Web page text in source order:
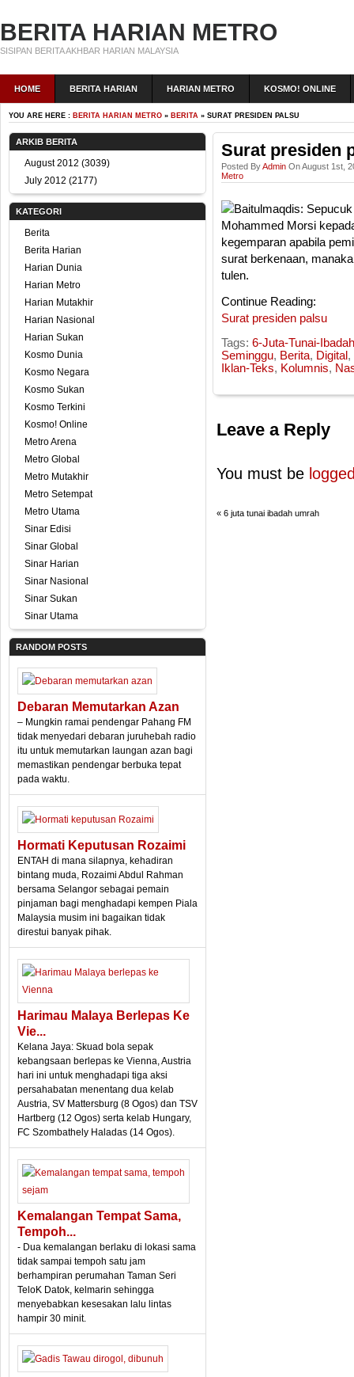
BERITA HARIAN METRO
SISIPAN BERITA AKHBAR HARIAN MALAYSIA
HOME BERITA HARIAN HARIAN METRO KOSMO! ONLINE
YOU ARE HERE : BERITA HARIAN METRO » BERITA » SURAT PRESIDEN PALSU
ARKIB BERITA
August 2012 (3039)
July 2012 (2177)
KATEGORI
Berita
Berita Harian
Harian Dunia
Harian Metro
Harian Mutakhir
Harian Nasional
Harian Sukan
Kosmo Dunia
Kosmo Negara
Kosmo Sukan
Kosmo Terkini
Kosmo! Online
Metro Arena
Metro Global
Metro Mutakhir
Metro Setempat
Metro Utama
Sinar Edisi
Sinar Global
Sinar Harian
Sinar Nasional
Sinar Sukan
Sinar Utama
RANDOM POSTS
Debaran Memutarkan Azan
– Mungkin ramai pendengar Pahang FM
tidak menyedari debaran juruhebah radio
itu untuk memutarkan laungan azan bagi
memastikan pendengar berbuka tepat
pada waktu.
Hormati Keputusan Rozaimi
ENTAH di mana silapnya, kehadiran
bintang muda, Rozaimi Abdul Rahman
bersama Selangor sebagai pemain
pinjaman bagi menghadapi kempen Piala
Malaysia musim ini bagaikan tidak
direstui banyak pihak.
Harimau Malaya Berlepas Ke
Vie...
Kelana Jaya: Skuad bola sepak
kebangsaan berlepas ke Vienna, Austria
hari ini untuk menghadapi tiga aksi
persahabatan menentang dua kelab
Austria, SV Mattersburg (8 Ogos) dan TSV
Hartberg (12 Ogos) serta kelab Hungary,
FC Szombathely Haladas (14 Ogos).
Kemalangan Tempat Sama,
Tempoh...
- Dua kemalangan berlaku di lokasi sama
tidak sampai tempoh satu jam
berhampiran perumahan Taman Seri
TeloK Datok, kelmarin sehingga
menyebabkan kesesakan lalu lintas
hampir 30 minit.
Surat presiden
Posted ByAdmin On August 1st,
Metro
Baitulmaqdis:
Mohammed Morsi
kegemparan apabila
surat berkenaan,
tulen.
Continue Reading:
Surat presiden palsu
Tags: 6-Juta-Tunai-
Seminggu, Berita, Digital ,
Iklan-Teks, Kolumnis,
Leave a Reply
You must be
« 6 juta tunai ibadah umrah